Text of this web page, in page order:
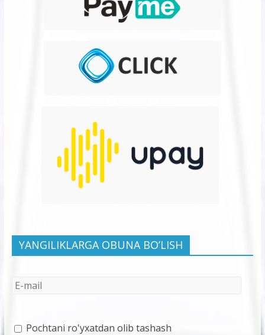
YANGILIKLARGA OBUNA BO’LISH
Pochtani ro'yxatdan olib tashash